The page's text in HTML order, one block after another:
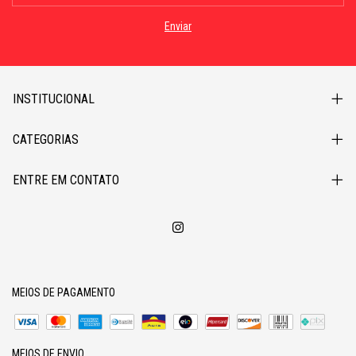
INSTITUCIONAL
CATEGORIAS
ENTRE EM CONTATO
MEIOS DE PAGAMENTO